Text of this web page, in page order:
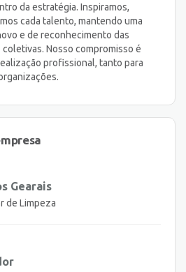
da estratégia. Inspiramos,
cada talento, mantendo uma
e de reconhecimento das
Nosso compromisso é
profissional, tanto para
Gearais
de Limpeza